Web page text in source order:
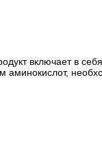
включает в